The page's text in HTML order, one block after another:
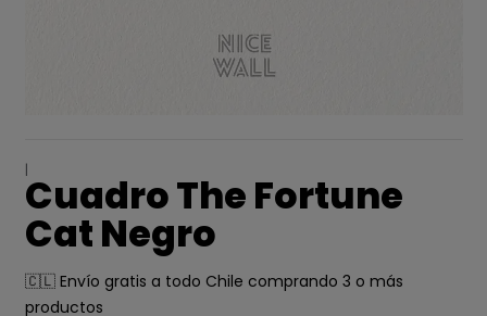
|
Cuadro The Fortune
Cat Negro
🇨🇱 Envío gratis a todo Chile comprando 3 o más
productos